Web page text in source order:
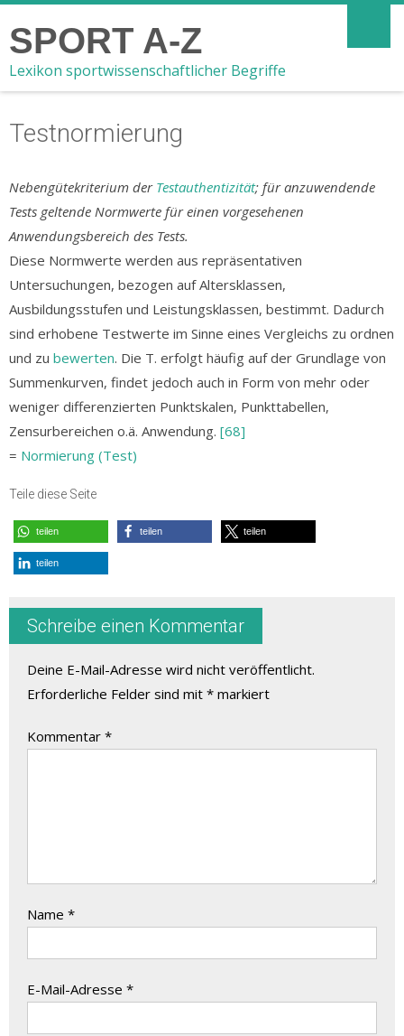
SPORT A-Z
Lexikon sportwissenschaftlicher Begriffe
Testnormierung
Nebengütekriterium der Testauthentizität; für anzuwendende
Tests geltende Normwerte für einen vorgesehenen
Anwendungsbereich des Tests.
Diese Normwerte werden aus repräsentativen
Untersuchungen, bezogen auf Altersklassen,
Ausbildungsstufen und Leistungsklassen, bestimmt. Dadurch
sind erhobene Testwerte im Sinne eines Vergleichs zu ordnen
und zu bewerten. Die T. erfolgt häufig auf der Grundlage von
Summenkurven, findet jedoch auch in Form von mehr oder
weniger differenzierten Punktskalen, Punkttabellen,
Zensurbereichen o.ä. Anwendung. [68]
= Normierung (Test)
Teile diese Seite
teilen teilen teilen
teilen
Schreibe einen Kommentar
Deine E-Mail-Adresse wird nicht veröffentlicht.
Erforderliche Felder sind mit * markiert
Kommentar *
Name *
E-Mail-Adresse *